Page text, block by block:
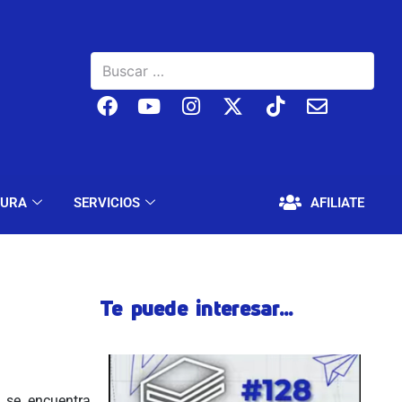
SERVICIOS AFILIATE
EDUCACIÓN Y CULTURA SERVICIOS
Te puede interesar...